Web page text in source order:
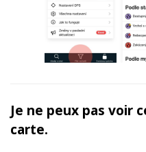
Je ne peux pas voir
carte.